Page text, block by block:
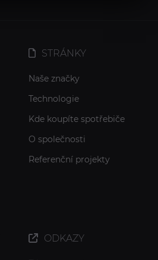
STRÁNKY
Naše značky
Technologie
Kde koupíte spotřebiče
O společnosti
Referenční projekty
ODKAZY